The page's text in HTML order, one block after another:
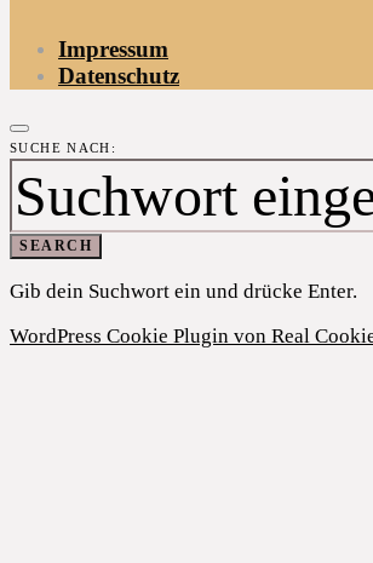
Impressum
Datenschutz
SUCHE NACH:
SEARCH
Gib dein Suchwort ein und drücke Enter.
WordPress Cookie Plugin von Real